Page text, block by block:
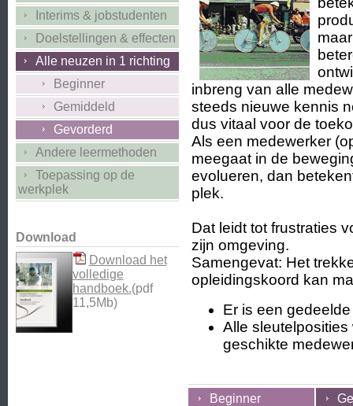
Interims & jobstudenten
Doelstellingen & effecten
Alle neuzen in 1 richting
Beginner
Gemiddeld
Gevorderd
Andere leermethoden
Toepassing op de
werkplek
Download
Download het
volledige
handboek.(pdf
11,5Mb)
inbreng van alle
steeds nieuwe kennis
dus vitaal voor de
Als een medewerker
meegaat in de
evolueren, dan
plek.
Dat leidt tot frustraties
zijn omgeving.
Samengevat: Het
opleidingskoord kan
Er is een
Alle
geschikte
Beginner